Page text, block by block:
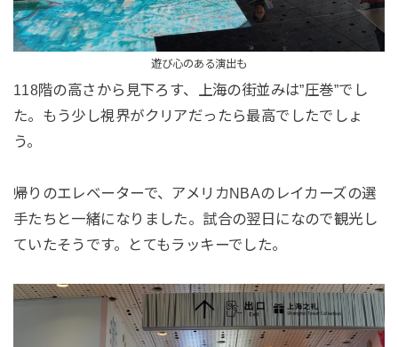
遊び心のある演出も
118階の高さから見下ろす、上海の街並みは”圧巻”でし
た。もう少し視界がクリアだったら最高でしたでしょ
う。
帰りのエレベーターで、アメリカNBAのレイカーズの選
手たちと一緒になりました。試合の翌日になので観光し
ていたそうです。とてもラッキーでした。